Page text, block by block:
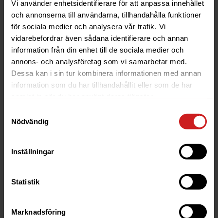
Vi använder enhetsidentifierare för att anpassa innehållet
och annonserna till användarna, tillhandahålla funktioner
för sociala medier och analysera vår trafik. Vi
vidarebefordrar även sådana identifierare och annan
information från din enhet till de sociala medier och
annons- och analysföretag som vi samarbetar med.
Dessa kan i sin tur kombinera informationen med annan
information som du har tillhandahållit eller som de har
Nödvändig
Inställningar
Statistik
Marknadsföring
ett e-postkonto på formatet
namn@företagsnamn.onmicrosoft.com. Om du vill
ändra denna så din...
Hur bjuder jag in någon till ett
möte i Microsoft Teams?
instruktioner här: https://support.microsoft.com/sv-
se/office/bjuda-in-personer-till-ett-m%C3%B6te-i-
d757466b556a
Varför kan jag inte köra Microsoft
Word på datorn när jag har M365
Business Basic?